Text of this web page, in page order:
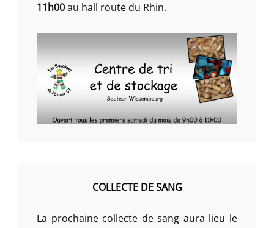
11h00au hall route du Rhin.
COLLECTE DE SANG
La prochaine collecte de sang aura lieu le